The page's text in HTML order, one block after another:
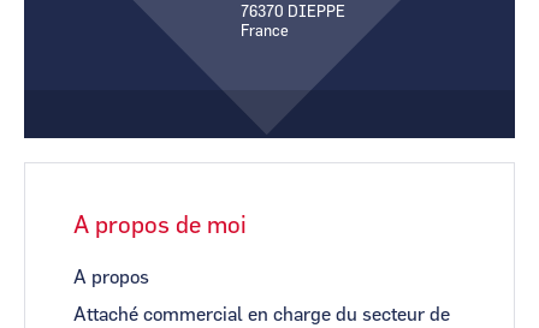
CCI Business
Pays de la Loire
76370 DIEPPE
France
A propos de moi
A propos
Attaché commercial en charge du secteur de